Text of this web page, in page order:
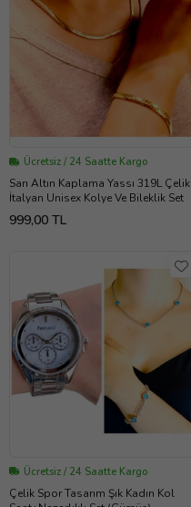
Ücretsiz / 24 Saatte Kargo
Sarı Altın Kaplama Yassı 319L Çelik
İtalyan Unisex Kolye Ve Bileklik Set
999,00 TL
Ücretsiz / 24 Saatte Kargo
Çelik Spor Tasarım Şık Kadın Kol